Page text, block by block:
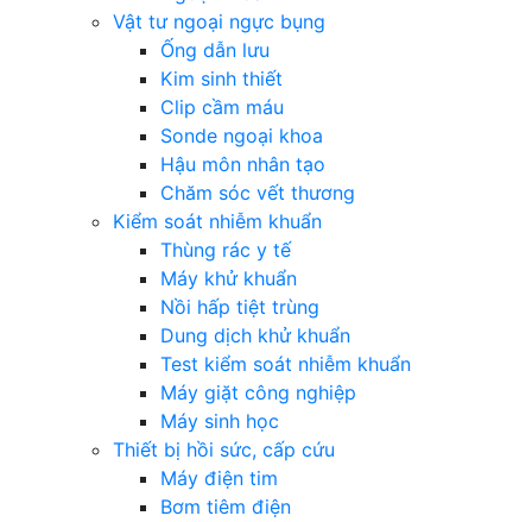
Vật tư ngoại ngực bụng
Ống dẫn lưu
Kim sinh thiết
Clip cầm máu
Sonde ngoại khoa
Hậu môn nhân tạo
Chăm sóc vết thương
Kiểm soát nhiễm khuẩn
Thùng rác y tế
Máy khử khuẩn
Nồi hấp tiệt trùng
Dung dịch khử khuẩn
Test kiểm soát nhiễm khuẩn
Máy giặt công nghiệp
Máy sinh học
Thiết bị hồi sức, cấp cứu
Máy điện tim
Bơm tiêm điện